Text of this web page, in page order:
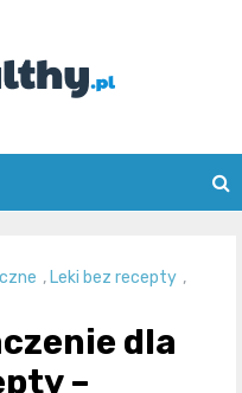
,Leki bez recepty ,
dla
–